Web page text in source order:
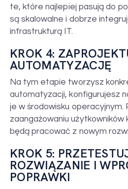
te, które najlepiej pasują do
są skalowalne i dobrze
infrastrukturą IT.
KROK 4:
AUTOMATYZACJĘ
Na tym etapie tworzysz
automatyzacji, konfigurujesz
je w środowisku operacyjnym.
zaangażowaniu
będą pracować z nowym
KROK 5:
ROZWIĄZANIE I
POPRAWKI